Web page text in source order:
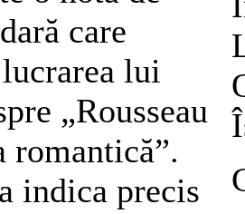
care
lui
„Rousseau
romantică”.
indica precis